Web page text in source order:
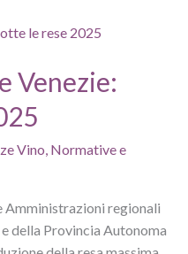
Venezie:
Vino, Normative e
Amministrazioni regionali
della Provincia Autonoma